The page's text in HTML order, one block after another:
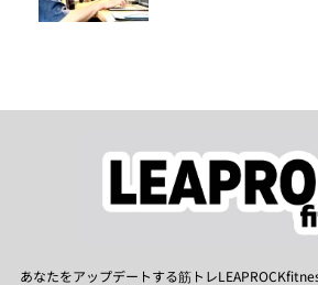
あなたをアップデートする筋トレ